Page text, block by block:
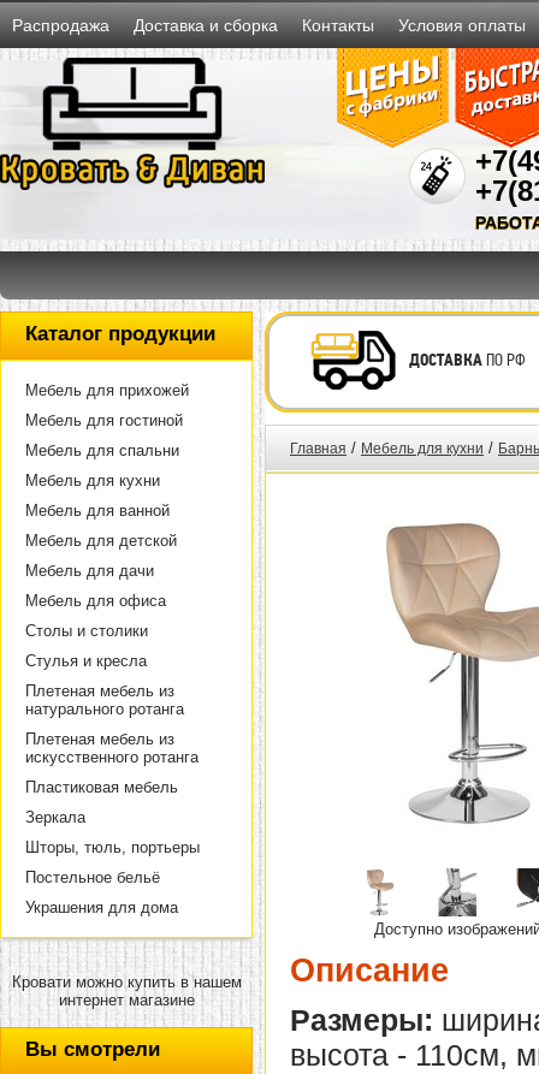
Распродажа Доставка и сборка Контакты Условия оплаты
Каталог продукции
Мебель для прихожей
Мебель для гостиной
Мебель для спальни
Мебель для кухни
Мебель для ванной
Мебель для детской
Мебель для дачи
Мебель для офиса
Столы и столики
Стулья и кресла
Плетеная мебель из
натурального ротанга
Плетеная мебель из
искусственного ротанга
Пластиковая мебель
Зеркала
Шторы, тюль, портьеры
Постельное бельё
Украшения для дома
Кровати можно купить в нашем
интернет магазине
Вы смотрели
ДОСТАВКАПО РФ
Главная / Мебель для кухни /
Доступно
Описание
Размеры:
высота - 110см,